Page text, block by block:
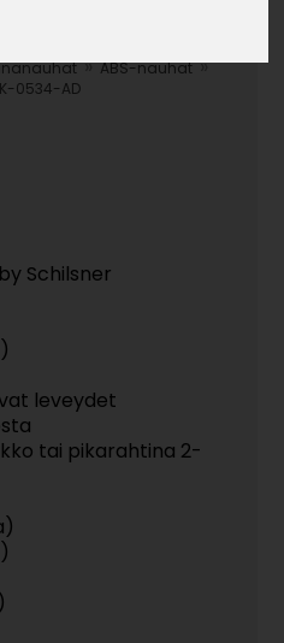
»ABS-nauhat»
0534-AD
Schilsner
leveydet
tai pikarahtina 2-